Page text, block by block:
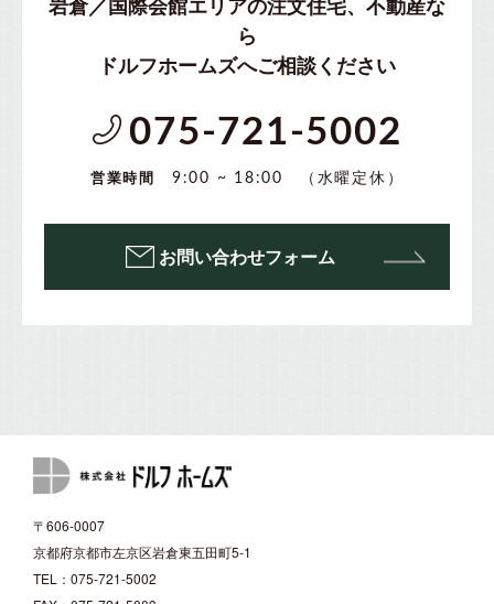
ら
ドルフホームズへご相談ください
075-721-5002
営業時間 9:00 ~ 18:00 （水曜定休）
お問い合わせフォーム
〒606-0007
京都府京都市左京区岩倉東五田町5-1
TEL：075-721-5002